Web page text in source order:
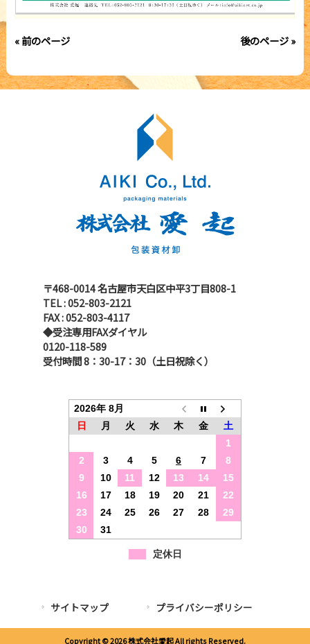
« 前のページ 後のページ »
〒468-0014 名古屋市天白区中平3丁目808-1
TEL : 052-803-2121
FAX : 052-803-4117
◆受注専用FAXダイヤル
0120-118-589
受付時間 8：30-17：30（土日祝除く）
2026年 8月
日
月 火 水 木 金
土
1
2
3 4 5 6 7
8
9
10 11 12 13 14
15
16
17 18 19 20 21
22
23
24 25 26 27 28
29
30
31
定休日
サイトマップ プライバシーポリシー
Copyright © 2026 株式会社愛起 All rights Reserved.